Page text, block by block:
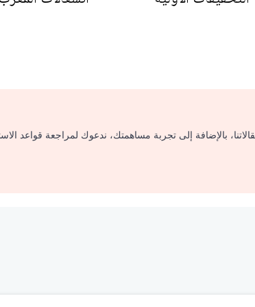
بالإضافة إلى تجربة مساهمتك، ندعوك لمراجعة قواعد